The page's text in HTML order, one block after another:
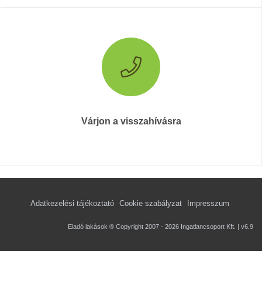
Várjon a visszahívásra
Adatkezelési tájékoztató Cookie szabályzat Impresszum
Eladó lakások ® Copyright 2007 - 2026 Ingatlancsoport Kft. | v6.9